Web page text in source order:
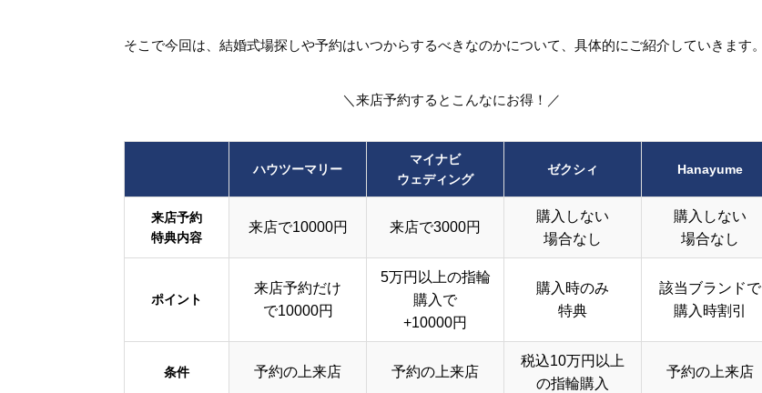
そこで今回は、結婚式場探しや予約はいつからするべきなのかについて、具体的にご紹介していきます。
＼来店予約するとこんなにお得！／
ハウツーマリー
マイナビ
ウェディング
ゼクシィ Hanayume
来店予約
特典内容
来店で10000円 来店で3000円
購入しない
場合なし
購入しない
場合なし
ポイント
来店予約だけ
で10000円
5万円以上の指輪
購入で
+10000円
購入時のみ
特典
該当ブランドで
購入時割引
条件 予約の上来店 予約の上来店
税込10万円以上
の指輪購入
予約の上来店